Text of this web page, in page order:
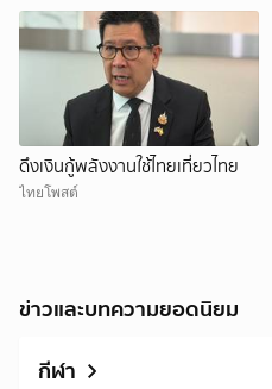
ดึงเงินกู้พลังงานใช้ไทยเที่ยวไทย
ไทยโพสต์
ข่าวและบทความยอดนิยม
กีฬา